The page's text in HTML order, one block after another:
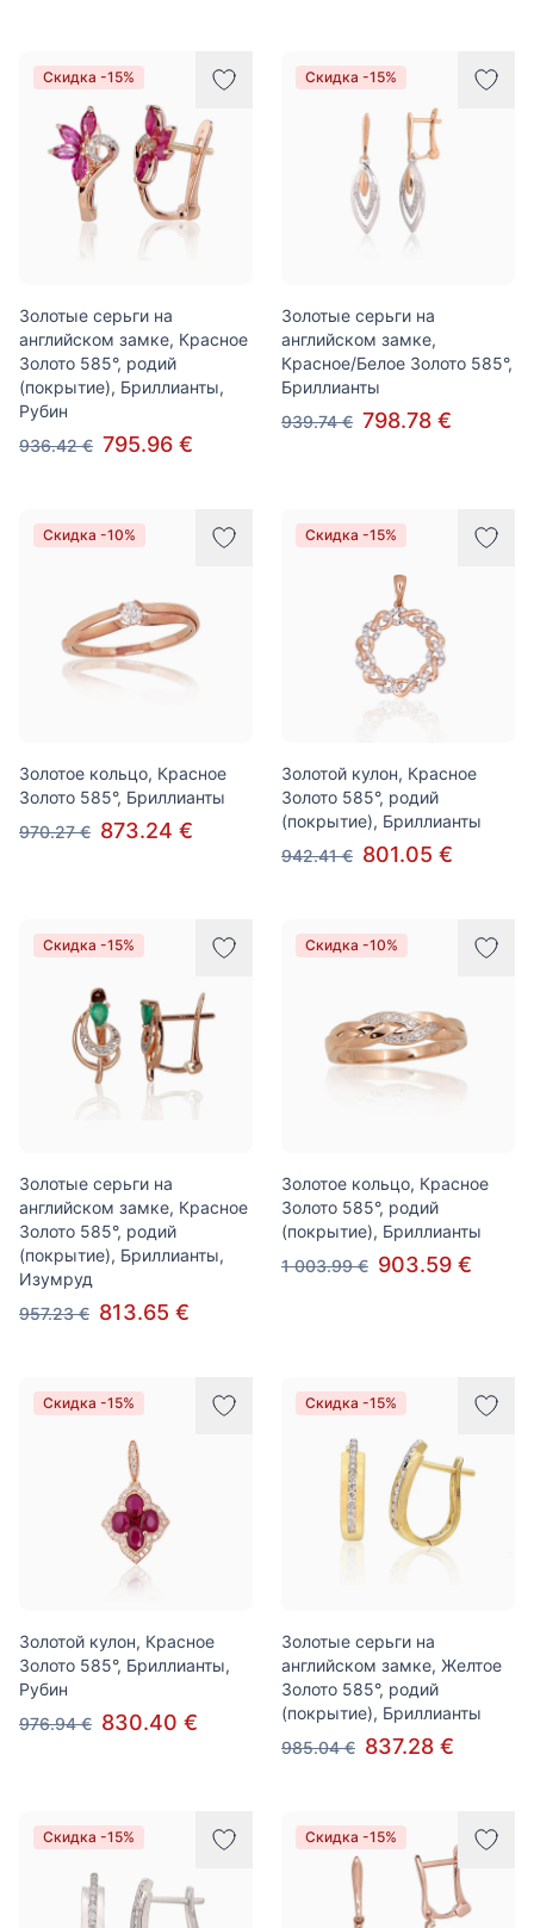
Скидка -15%
Золотые серьги на
английском замке, Красное
Золото 585°, родий
(покрытие), Бриллианты,
Рубин
936.42 € 795.96 €
Скидка -15%
Золотые серьги на
английском замке,
Красное/Белое Золото 585°,
Бриллианты
939.74 € 798.78 €
Скидка -10%
Золотое кольцо, Красное
Золото 585°, Бриллианты
970.27 € 873.24 €
Скидка -15%
Золотой кулон, Красное
Золото 585°, родий
(покрытие), Бриллианты
942.41 € 801.05 €
Скидка -15%
Золотые серьги на
английском замке, Красное
Золото 585°, родий
(покрытие), Бриллианты,
Изумруд
957.23 € 813.65 €
Скидка -10%
Золотое кольцо, Красное
Золото 585°, родий
(покрытие), Бриллианты
1 003.99 € 903.59 €
Скидка -15%
Золотой кулон, Красное
Золото 585°, Бриллианты,
Рубин
976.94 € 830.40 €
Скидка -15%
Золотые серьги на
английском замке, Желтое
Золото 585°, родий
(покрытие), Бриллианты
985.04 € 837.28 €
Скидка -15% Скидка -15%